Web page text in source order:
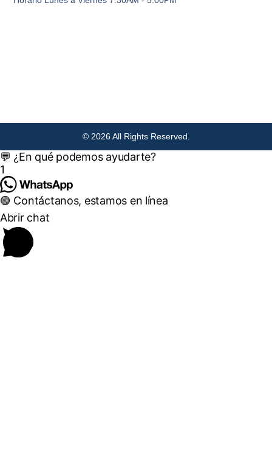
© 2026 All Rights Reserved.
💬 ¿En qué podemos ayudarte?
1
🟢 Contáctanos, estamos en línea
Abrir chat